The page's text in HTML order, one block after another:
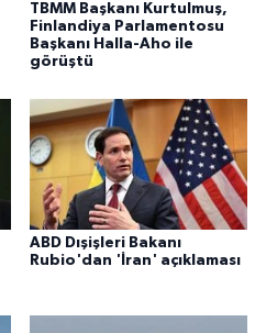
TBMM Başkanı Kurtulmuş,
Finlandiya Parlamentosu
Başkanı Halla-Aho ile
görüştü
ABD Dışişleri Bakanı
Rubio'dan 'İran' açıklaması